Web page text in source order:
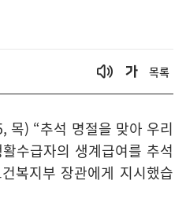
목록
목) “추석 명절을 맞아 우리
수급자의 생계급여를 추석
복지부 장관에게 지시했습